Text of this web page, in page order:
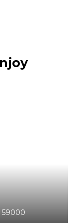
59000